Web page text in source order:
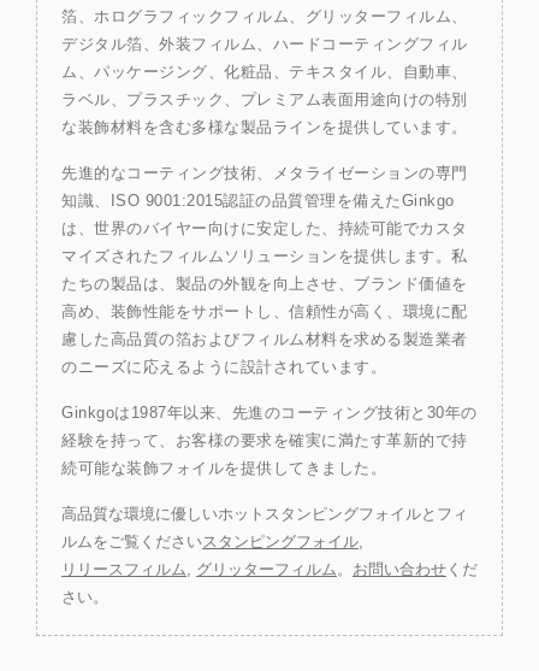
箔、ホログラフィックフィルム、グリッターフィルム、
デジタル箔、外装フィルム、ハードコーティングフィル
ム、パッケージング、化粧品、テキスタイル、自動車、
ラベル、プラスチック、プレミアム表面用途向けの特別
な装飾材料を含む多様な製品ラインを提供しています。
先進的なコーティング技術、メタライゼーションの専門
知識、ISO 9001:2015認証の品質管理を備えたGinkgo
は、世界のバイヤー向けに安定した、持続可能でカスタ
マイズされたフィルムソリューションを提供します。私
たちの製品は、製品の外観を向上させ、ブランド価値を
高め、装飾性能をサポートし、信頼性が高く、環境に配
慮した高品質の箔およびフィルム材料を求める製造業者
のニーズに応えるように設計されています。
Ginkgoは1987年以来、先進のコーティング技術と30年の
経験を持って、お客様の要求を確実に満たす革新的で持
続可能な装飾フォイルを提供してきました。
高品質な環境に優しいホットスタンピングフォイルとフィ
ルムをご覧くださいスタンピングフォイル
リリースフィルム
グリッターフィルム 。 お問い合わせ くだ
さい。